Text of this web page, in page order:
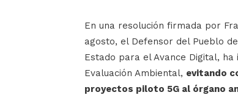
En una resolución firmada por
agosto, el Defensor del Pueblo
Estado para el Avance Digital,
Evaluación Ambiental, evitando
proyectos piloto 5G al órgano